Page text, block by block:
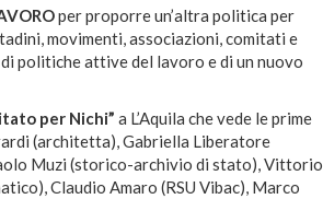
per proporre un’altra politica per
movimenti, associazioni, comitati e
politiche attive del lavoro e di un nuovo
per Nichi” a L’Aquila che vede le prime
(architetta), Gabriella Liberatore
Muzi (storico-archivio di stato), Vittorio
Claudio Amaro (RSU Vibac), Marco